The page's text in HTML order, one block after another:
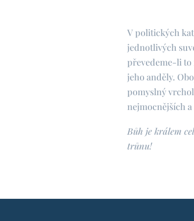
V politických
jednotlivých
převedeme-li to
jeho anděly.
pomyslný
nejmocnějších
Bůh je králem
trůnu!